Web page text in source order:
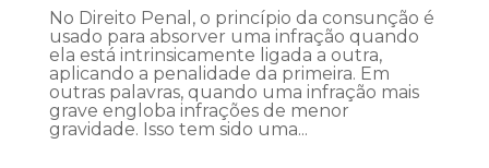
No Direito Penal, o princípio da consunção é
usado para absorver uma infração quando
ela está intrinsicamente ligada a outra,
aplicando a penalidade da primeira. Em
outras palavras, quando uma infração mais
grave engloba infrações de menor
gravidade. Isso tem sido uma...